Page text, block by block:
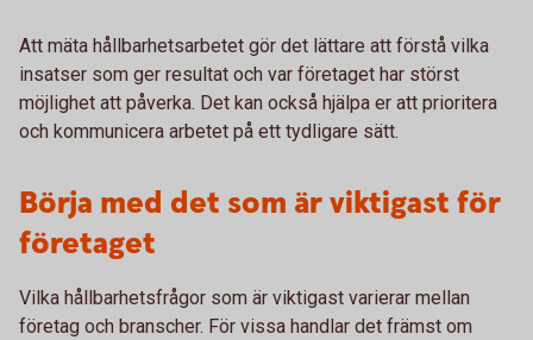
Att mäta hållbarhetsarbetet gör det lättare att förstå vilka
insatser som ger resultat och var företaget har störst
möjlighet att påverka. Det kan också hjälpa er att prioritera
och kommunicera arbetet på ett tydligare sätt.
Börja med det som är viktigast för
företaget
Vilka hållbarhetsfrågor som är viktigast varierar mellan
företag och branscher. För vissa handlar det främst om